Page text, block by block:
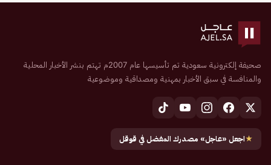
صحيفة إلكترونية سعودية تم تأسيسها عام 2007م تهتم بنشر الأخبار المحلية
والمنافسة في سبق الأخبار بمهنية ومصداقية وموضوعية
★اجعل «عاجل» مصدرك المفضل في قوقل